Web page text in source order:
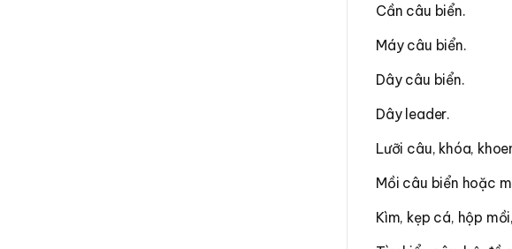
Cần câu biển.
Máy câu biển.
Dây câu biển.
Dây leader.
Lưỡi câu, khóa,
Mồi câu biển hoặc
Kìm, kẹp cá, hộp